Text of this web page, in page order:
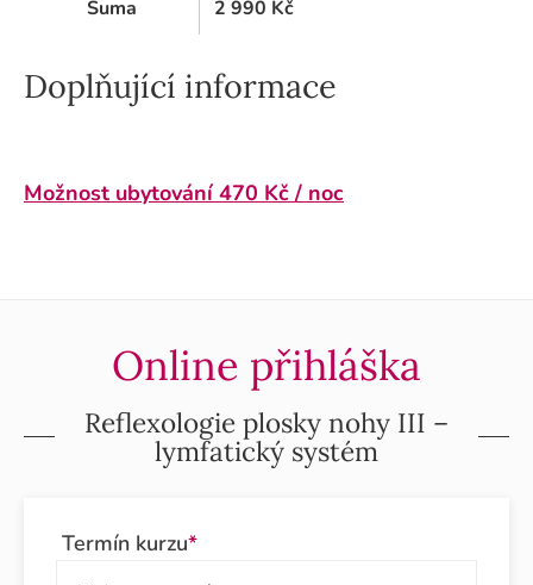
Suma 2 990 Kč
Doplňující informace
Možnost ubytování 470 Kč / noc
Online přihláška
Reflexologie plosky nohy III –
lymfatický systém
Termín kurzu*